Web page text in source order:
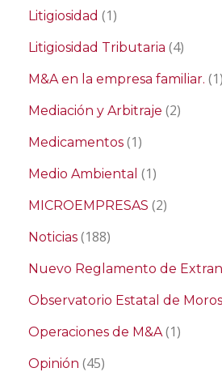
Litigiosidad (1)
Litigiosidad Tributaria (4)
M&A en la empresa familiar. (1)
Mediación y Arbitraje (2)
Medicamentos (1)
Medio Ambiental (1)
MICROEMPRESAS (2)
Noticias (188)
Nuevo Reglamento de
Observatorio Estatal de
Operaciones de M&A(1)
Opinión (45)